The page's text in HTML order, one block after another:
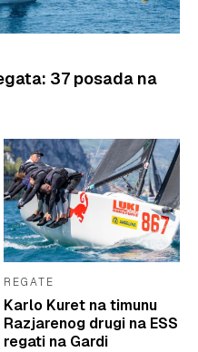
37 posada na
REGATE
Karlo Kuret na timunu
Razjarenog drugi na ESS
regati na Gardi